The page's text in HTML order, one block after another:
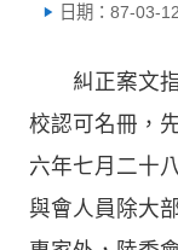
日期：87-03-12
糾正案文指
校認可名冊，
六年七月二十
與會人員除大